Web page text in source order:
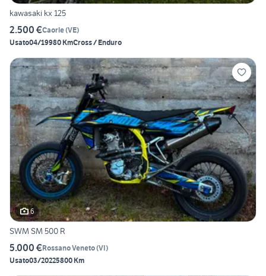
kawasaki kx 125
2.500 €Caorle(VE)
Usato04/19980 KmCross / Enduro
6
SWM SM 500 R
5.000 €Rossano Veneto(VI)
Usato03/20225800 Km